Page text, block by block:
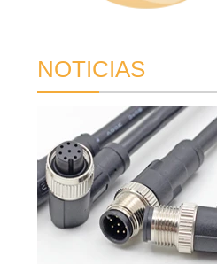
NOTICIAS